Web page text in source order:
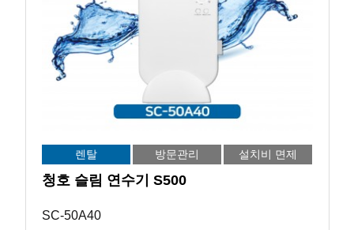
렌탈 방문관리 설치비 면제
청호 슬림 연수기 S500
SC-50A40